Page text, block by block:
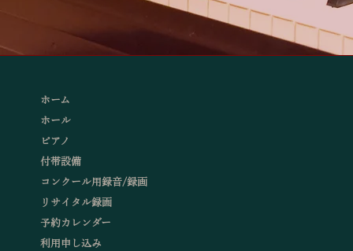
ホーム
ホール
ピアノ
付帯設備
コンクール用録音/録画
リサイタル録画
予約カレンダー
利用申し込み